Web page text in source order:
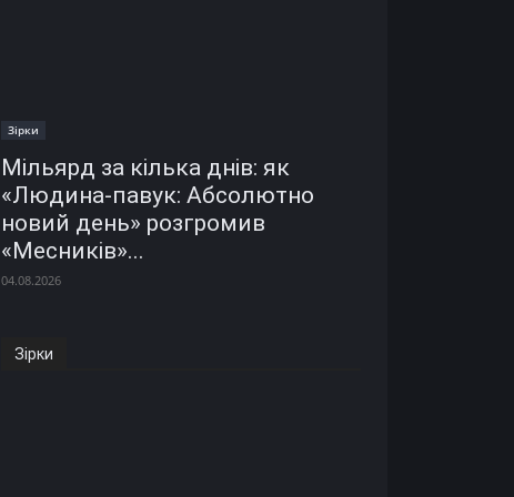
Зірки
Мільярд за кілька днів: як
«Людина-павук: Абсолютно
новий день» розгромив
«Месників»...
04.08.2026
Зірки